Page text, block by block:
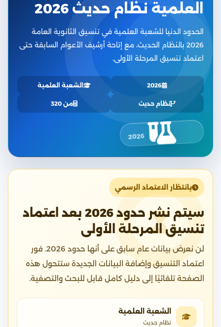
العلمية نظام حديث 2026
الحدود الدنيا للشعبة العلمية في تنسيق الثانوية العامة
2026 بالنظام الحديث، مع إتاحة أرشيف الأعوام السابقة حتى
اعتماد تنسيق المرحلة الأولى.
2026 الشعبة العلمية
نظام حديث من 320
2026
بانتظار الاعتماد الرسمي
سيتم نشر حدود 2026 بعد اعتماد
تنسيق المرحلة الأولى
لن نعرض بيانات عام سابق على أنها حدود 2026. فور
اعتماد التنسيق وإضافة البيانات الجديدة ستتحول هذه
الصفحة تلقائيًا إلى دليل كامل قابل للبحث والتصفية.
الشعبة العلمية
نظام حديث